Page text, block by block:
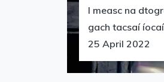
I measc na
gach tacsaí
25 April 2022